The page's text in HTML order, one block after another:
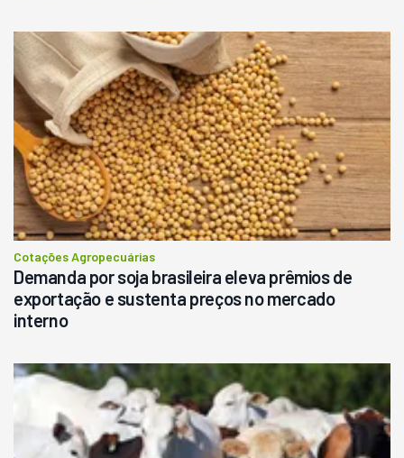
Cotações Agropecuárias
Demanda por soja brasileira eleva prêmios de
exportação e sustenta preços no mercado
interno